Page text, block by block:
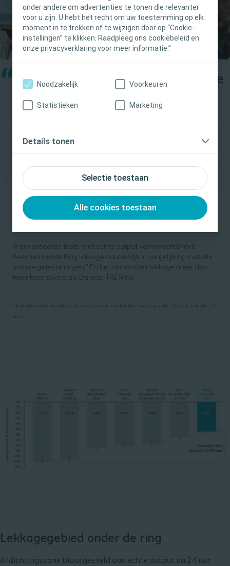
onder andere om advertenties te tonen die relevanter
voor u zijn. U hebt het recht om uw toestemming op elk
moment in te trekken of te wijzigen door op “Cookie-
instellingen” te klikken. Raadpleeg ons cookiebeleid en
onze privacyverklaring voor meer informatie.”
Selectie toestaan
Alle cookies toestaan
Noodzakelijk Voorkeuren
Statistieken Marketing
Details tonen
gelden. Coloplast geeft geen medisch advies. De
verantwoordelijkheid voor patiëntzorg ligt bij de
medisch professional. Voor gedetailleerde
informatie over producten, inclusief
waarschuwingen, consulteert u de Instructions
aan gebruik.
Nee, ik ben geen medisch professional
“
Brava Beschermende Ring geeft me
hoofd.
Stomadrager
Bewezen afname van lekkage
In gevalideerde tests met echte output vermindert Brava
Beschermende Ring lekkage aanzienlijk in vergelijking met alle
andere geteste ringen.* En het vermindert lekkage meer dan
twee keer zoveel als Dansac TRE Ring.
* Test evaluated the ability of 7 seals to resist real output seeping under the adhesive over 24
hours
Lekkagegebied onder de ring
Afdichtingszone blootgesteld aan echte output na 24 uur